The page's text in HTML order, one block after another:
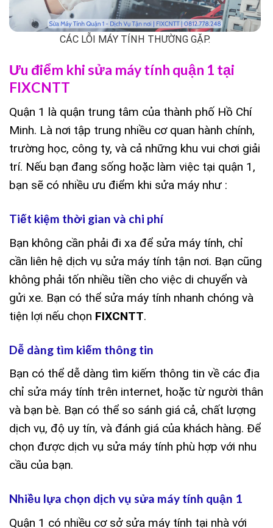
CÁC LỖI MÁY TÍNH THƯỜNG GẶP.
Ưu điểm khi sửa máy tính quận 1 tại
FIXCNTT
Quận 1 là quận trung tâm của thành phố Hồ Chí
Minh. Là nơi tập trung nhiều cơ quan hành chính,
trường học, công ty, và cả những khu vui chơi giải
trí. Nếu bạn đang sống hoặc làm việc tại quận 1,
bạn sẽ có nhiều ưu điểm khi sửa máy như :
Tiết kiệm thời gian và chi phí
Bạn không cần phải đi xa để sửa máy tính, chỉ
cần liên hệ dịch vụ sửa máy tính tận nơi. Bạn cũng
không phải tốn nhiều tiền cho việc di chuyển và
gửi xe. Bạn có thể sửa máy tính nhanh chóng và
tiện lợi nếu chọn FIXCNTT.
Dễ dàng tìm kiếm thông tin
Bạn có thể dễ dàng tìm kiếm thông tin về các địa
chỉ sửa máy tính trên internet, hoặc từ người thân
và bạn bè. Bạn có thể so sánh giá cả, chất lượng
dịch vụ, độ uy tín, và đánh giá của khách hàng. Để
chọn được dịch vụ sửa máy tính phù hợp với nhu
cầu của bạn.
Nhiều lựa chọn dịch vụ sửa máy tính quận 1
Quận 1 có nhiều cơ sở sửa máy tính tại nhà với